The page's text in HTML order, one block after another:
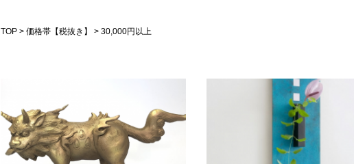
TOP 価格帯【税抜き】 30,000円以上